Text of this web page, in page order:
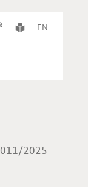
EN
011/2025